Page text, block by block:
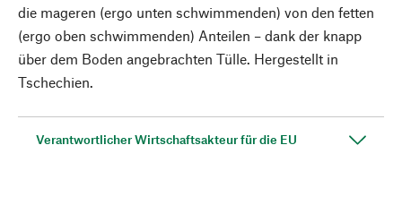
die mageren (ergo unten schwimmenden) von den fetten
(ergo oben schwimmenden) Anteilen – dank der knapp
über dem Boden angebrachten Tülle. Hergestellt in
Tschechien.
Verantwortlicher Wirtschaftsakteur für die EU